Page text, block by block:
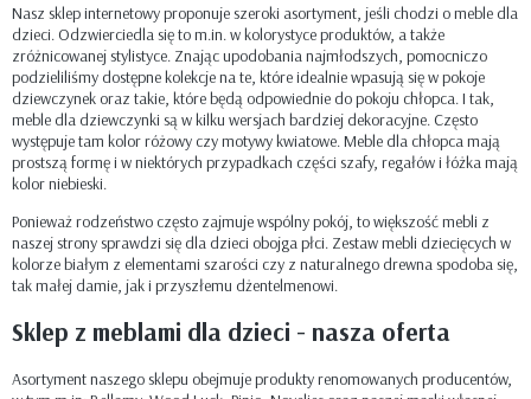
Nasz sklep internetowy proponuje szeroki asortyment, jeśli chodzi o meble dla
dzieci. Odzwierciedla się to m.in. w kolorystyce produktów, a także
zróżnicowanej stylistyce. Znając upodobania najmłodszych, pomocniczo
podzieliliśmy dostępne kolekcje na te, które idealnie wpasują się w pokoje
dziewczynek oraz takie, które będą odpowiednie do pokoju chłopca. I tak,
meble dla dziewczynki są w kilku wersjach bardziej dekoracyjne. Często
występuje tam kolor różowy czy motywy kwiatowe. Meble dla chłopca mają
prostszą formę i w niektórych przypadkach części szafy, regałów i łóżka mają
kolor niebieski.
Ponieważ rodzeństwo często zajmuje wspólny pokój, to większość mebli z
naszej strony sprawdzi się dla dzieci obojga płci. Zestaw mebli dziecięcych w
kolorze białym z elementami szarości czy z naturalnego drewna spodoba się,
tak małej damie, jak i przyszłemu dżentelmenowi.
Sklep z meblami dla dzieci - nasza oferta
Asortyment naszego sklepu obejmuje produkty renomowanych producentów,